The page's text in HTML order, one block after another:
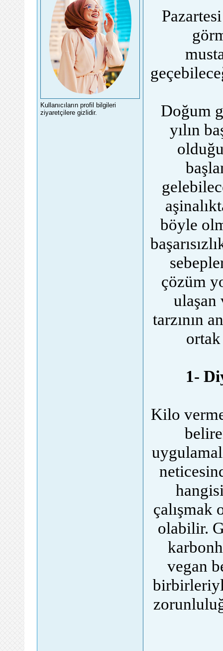
Kullanıcıların profil bilgileri
ziyaretçilere gizlidir.
Doğum
yılın
böyle
çözüm
ulaşan
tarzının
1-
Kilo
çalışmak
olabilir.
vegan